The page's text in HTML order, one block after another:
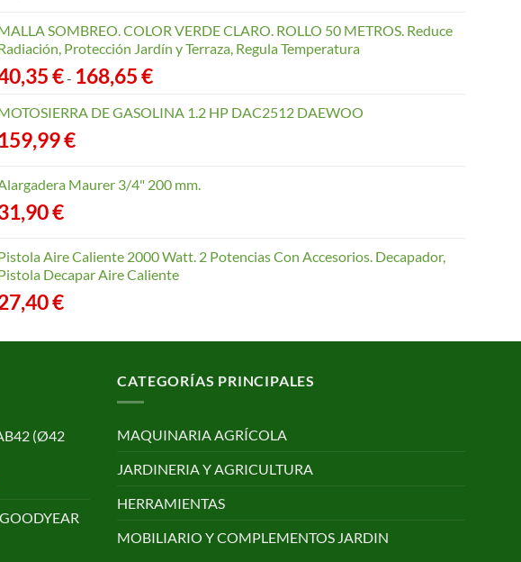
SOMBREO. COLOR VERDE CLARO. ROLLO 50 METROS. Reduce
Protección Jardín y Terraza, Regula Temperatura
€- 168,65€Rango
precios:
168,65 €
DE GASOLINA 1.2 HP DAC2512 DAEWOO
159,99€
Maurer 3/4" 200 mm.
€
Aire Caliente 2000 Watt. 2 Potencias Con Accesorios. Decapador,
Decapar Aire Caliente
€
(Ø42
CATEGORÍAS PRINCIPALES
MAQUINARIA AGRÍCOLA
JARDINERIA Y AGRICULTURA
HERRAMIENTAS
MOBILIARIO Y COMPLEMENTOS JARDIN